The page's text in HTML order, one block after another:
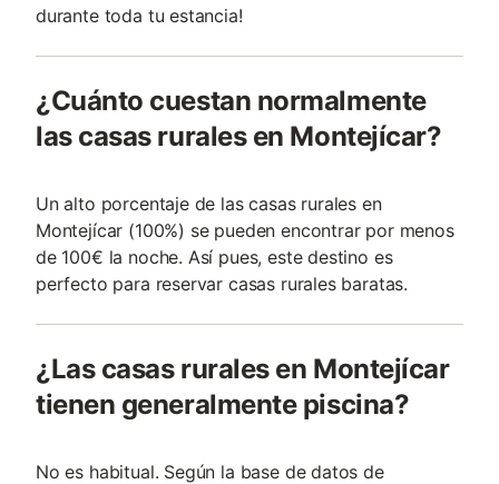
durante toda tu estancia!
¿Cuánto cuestan normalmente
las casas rurales en Montejícar?
Un alto porcentaje de las casas rurales en
Montejícar (100%) se pueden encontrar por menos
de 100€ la noche. Así pues, este destino es
perfecto para reservar casas rurales baratas.
¿Las casas rurales en Montejícar
tienen generalmente piscina?
No es habitual. Según la base de datos de